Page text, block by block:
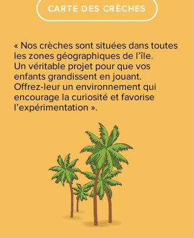
CARTE DES CRÈCHES
« Nos crèches sont situées dans toutes
les zones géographiques de l’île.
Un véritable projet pour que vos
enfants grandissent en jouant.
Offrez-leur un environnement qui
encourage la curiosité et favorise
l’expérimentation ».